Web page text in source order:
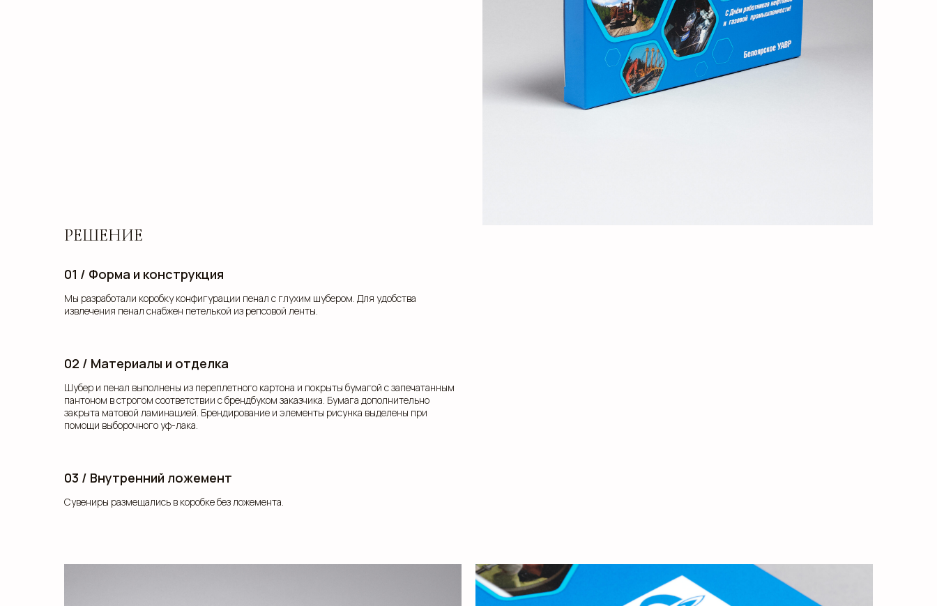
РЕШЕНИЕ
01 / Форма и конструкция
Мы разработали коробку конфигурации пенал с глухим шубером. Для удобства
извлечения пенал снабжен петелькой из репсовой ленты.
02 / Материалы и отделка
Шубер и пенал выполнены из переплетного картона и покрыты бумагой с запечатанным
пантоном в строгом соответствии с брендбуком заказчика. Бумага дополнительно
закрыта матовой ламинацией. Брендирование и элементы рисунка выделены при
помощи выборочного уф-лака.
03 / Внутренний ложемент
Сувениры размещались в коробке без ложемента.